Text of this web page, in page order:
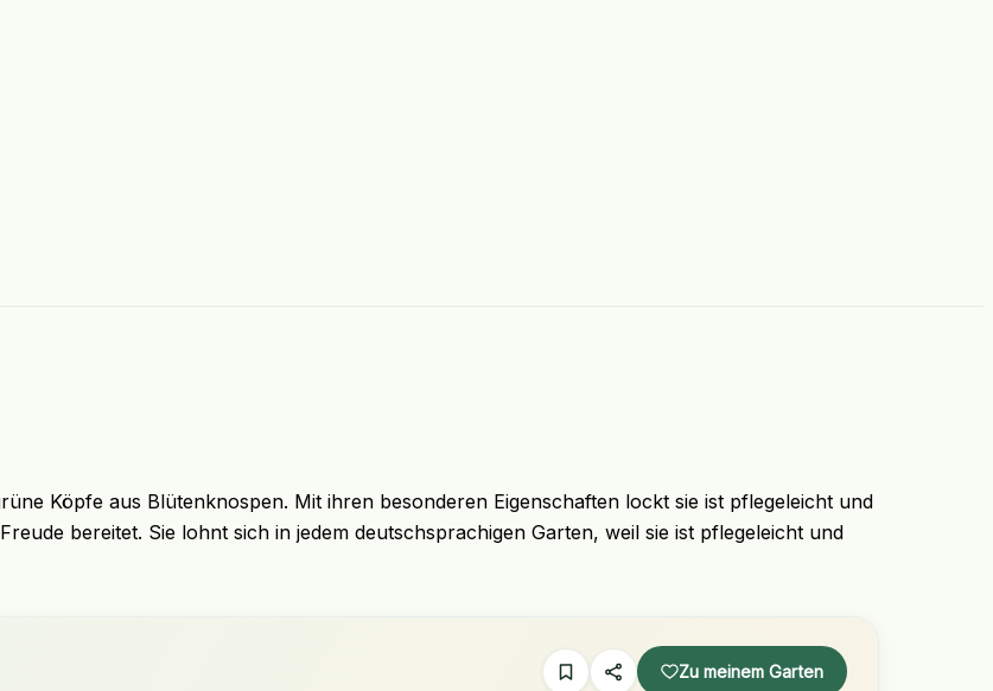
Köpfe aus Blütenknospen. Mit ihren besonderen Eigenschaften lockt sie ist pflegeleicht und
bereitet. Sie lohnt sich in jedem deutschsprachigen Garten, weil sie ist pflegeleicht und
Zu meinem Garten